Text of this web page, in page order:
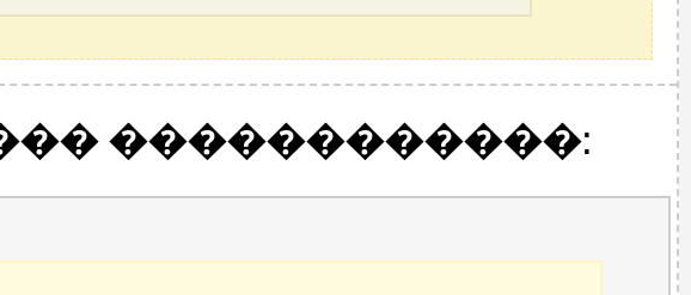
������������: